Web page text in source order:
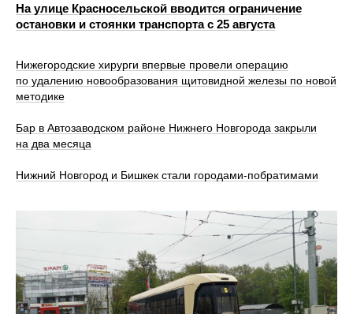
На улице Красносельской вводится ограничение
остановки и стоянки транспорта с 25 августа
Нижегородские хирурги впервые провели операцию
по удалению новообразования щитовидной железы по новой
методике
Бар в Автозаводском районе Нижнего Новгорода закрыли
на два месяца
Нижний Новгород и Бишкек стали городами-побратимами